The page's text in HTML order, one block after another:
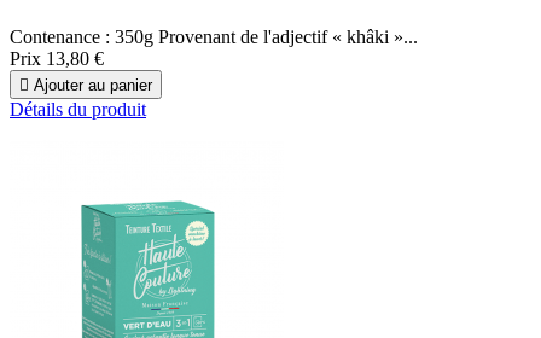
Contenance : 350g Provenant de l'adjectif « khâki »...
Prix 13,80 €
 Ajouter au panier
Détails du produit